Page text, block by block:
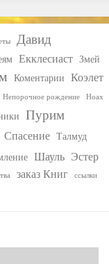
Давид
Екклесиаст Змей
Коментарии Коэлет
Непорочное рождение Ноах
Пурим
Спасение Талмуд
Шауль Эстер
заказ Книг ссылки